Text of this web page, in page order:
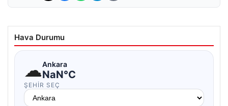
Hava Durumu
☁Ankara
NaN°C
ŞEHIR SEÇ